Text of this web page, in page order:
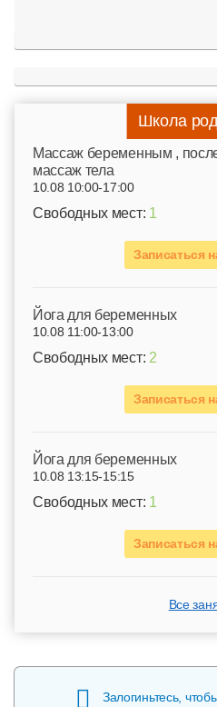
Школа
Mассаж беременным ,
массаж тела
10.08 10:00-17:00
Свободных мест: 1
Записаться
Йога для беременных
10.08 11:00-13:00
Свободных мест: 2
Записаться
Йога для беременных
10.08 13:15-15:15
Свободных мест: 1
Записаться
Все
Залогиньтесь,